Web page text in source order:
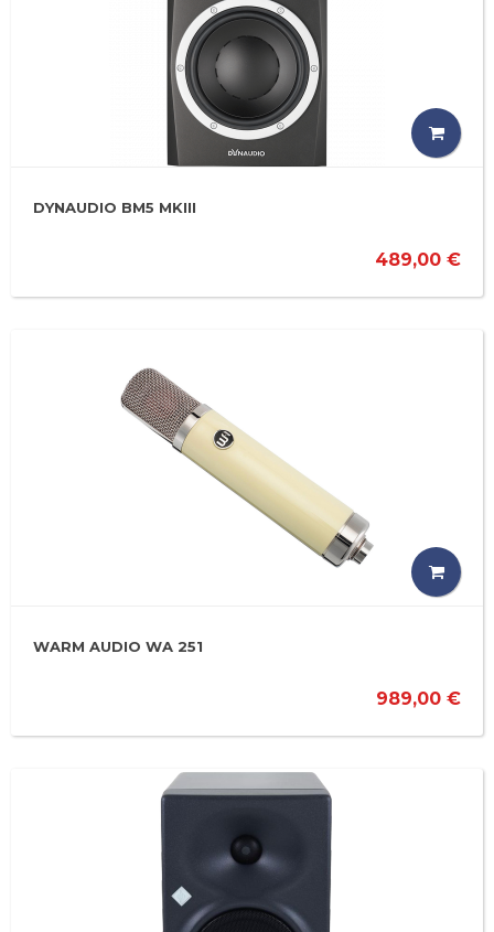
DYNAUDIO BM5 MKIII
489,00 €
WARM AUDIO WA 251
989,00 €